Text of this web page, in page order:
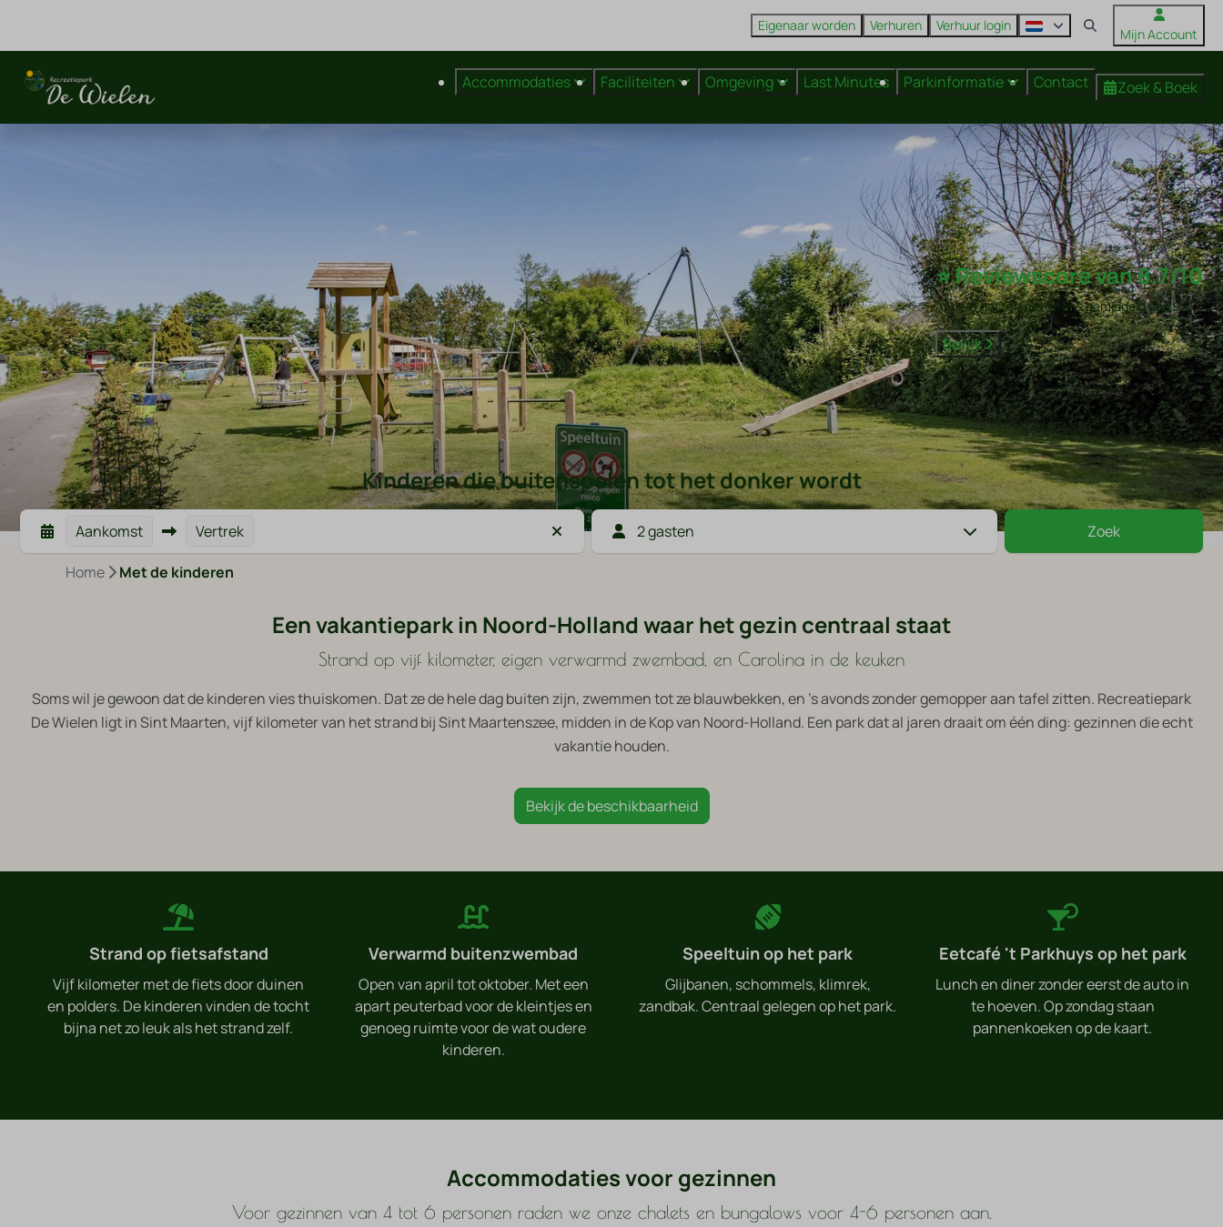
Eigenaar worden Verhuren Verhuur login
Mijn Account
Accommodaties Faciliteiten Omgeving Last Minutes Parkinformatie Contact Zoek & Boek
Kinderen die buitenspelen tot het donker wordt
⭐ Reviewscore van 8.7/10
Andere gasten geven ons gemiddeld een 9.0
Bekijk
Aankomst Vertrek 2 gasten Zoek
Home Met de kinderen
Een vakantiepark in Noord-Holland waar het gezin centraal staat
Strand op vijf kilometer, eigen verwarmd zwembad, en Carolina in de keuken
Soms wil je gewoon dat de kinderen vies thuiskomen. Dat ze de hele dag buiten zijn, zwemmen tot ze blauwbekken, en 's avonds zonder gemopper aan tafel zitten. Recreatiepark
De Wielen ligt in Sint Maarten, vijf kilometer van het strand bij Sint Maartenszee, midden in de Kop van Noord-Holland. Een park dat al jaren draait om één ding: gezinnen die echt
vakantie houden.
Bekijk de beschikbaarheid
Strand op fietsafstand
Vijf kilometer met de fiets door duinen
en polders. De kinderen vinden de tocht
bijna net zo leuk als het strand zelf.
Verwarmd buitenzwembad
Open van april tot oktober. Met een
apart peuterbad voor de kleintjes en
genoeg ruimte voor de wat oudere
kinderen.
Speeltuin op het park
Glijbanen, schommels, klimrek,
zandbak. Centraal gelegen op het park.
Eetcafé 't Parkhuys op het park
Lunch en diner zonder eerst de auto in
te hoeven. Op zondag staan
pannenkoeken op de kaart.
Accommodaties voor gezinnen
Voor gezinnen van 4 tot 6 personen raden we onze chalets en bungalows voor 4-6 personen aan.